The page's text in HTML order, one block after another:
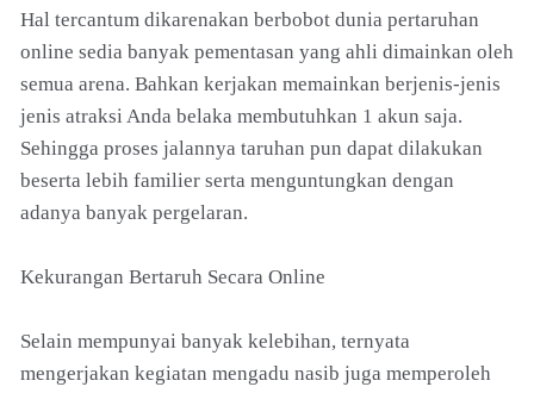
Hal tercantum dikarenakan berbobot dunia pertaruhan
online sedia banyak pementasan yang ahli dimainkan oleh
semua arena. Bahkan kerjakan memainkan berjenis-jenis
jenis atraksi Anda belaka membutuhkan 1 akun saja.
Sehingga proses jalannya taruhan pun dapat dilakukan
beserta lebih familier serta menguntungkan dengan
adanya banyak pergelaran.
Kekurangan Bertaruh Secara Online
Selain mempunyai banyak kelebihan, ternyata
mengerjakan kegiatan mengadu nasib juga memperoleh